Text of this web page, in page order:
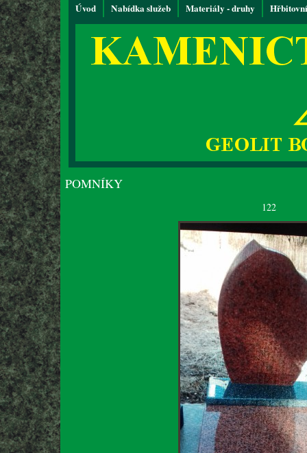
Úvod Nabídka služeb Materiály - druhy
POMNÍKY
122